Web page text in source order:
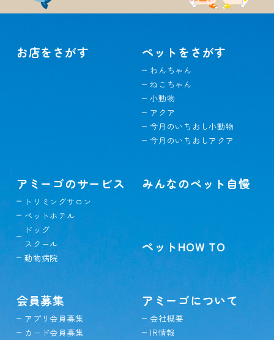
お店をさがす ペットをさがす
わんちゃん
ねこちゃん
小動物
アクア
今月のいちおし小動物
今月のいちおしアクア
アミーゴのサービス
トリミングサロン
ペットホテル
ドッグ
スクール
動物病院
みんなのペット自慢
ペットHOW TO
会員募集
アプリ会員募集
カード会員募集
アミーゴについて
会社概要
IR情報